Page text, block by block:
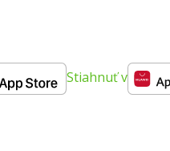
Stiahnuť v